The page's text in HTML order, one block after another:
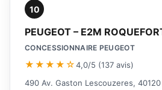
10
PEUGEOT – E2M
CONCESSIONNAIRE PEUGEOT
★★★★☆4,0/5 (137 avis)
490 Av. Gaston Lescouzeres,